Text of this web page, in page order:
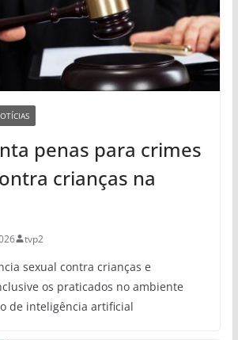
penas para crimes
crianças na
tvp2
sexual contra crianças e
os praticados no ambiente
de inteligência artificial